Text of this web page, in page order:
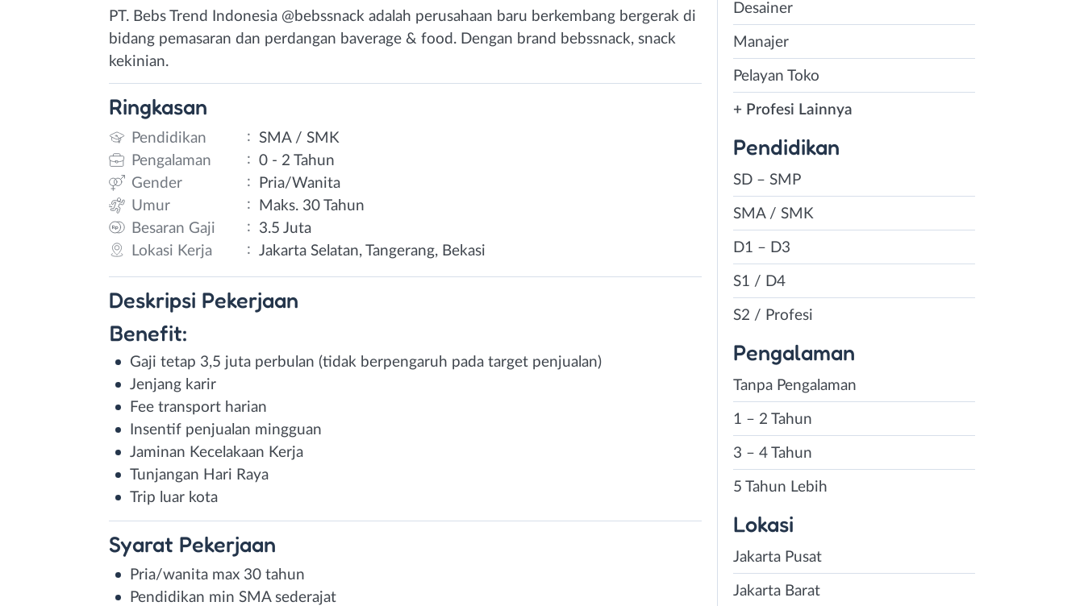
PT. Bebs Trend Indonesia @bebssnack adalah perusahaan baru berkembang bergerak di
bidang pemasaran dan perdangan baverage & food. Dengan brand bebssnack, snack
kekinian.
Ringkasan
Pendidikan : SMA / SMK
Pengalaman
: 0 - 2 Tahun
Gender
:
Pria/Wanita
Umur
:
Maks. 30 Tahun
Besaran Gaji
:
3.5 Juta
Lokasi Kerja
: Jakarta Selatan, Tangerang, Bekasi
Deskripsi Pekerjaan
Benefit:
Gaji tetap 3,5 juta perbulan (tidak berpengaruh pada target penjualan)
Jenjang karir
Fee transport harian
Insentif penjualan mingguan
Jaminan Kecelakaan Kerja
Tunjangan Hari Raya
Trip luar kota
Syarat Pekerjaan
Pria/wanita max 30 tahun
Pendidikan min SMA sederajat
Desainer
Manajer
Pelayan Toko
+ Profesi Lainnya
Pendidikan
SD – SMP
SMA / SMK
D1 – D3
S1 / D4
S2 / Profesi
Pengalaman
Tanpa Pengalaman
1 – 2 Tahun
3 – 4 Tahun
5 Tahun Lebih
Lokasi
Jakarta Pusat
Jakarta Barat